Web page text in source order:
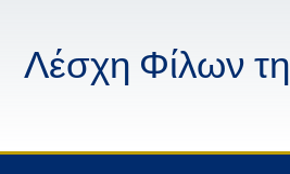
Λέσχη Φίλων